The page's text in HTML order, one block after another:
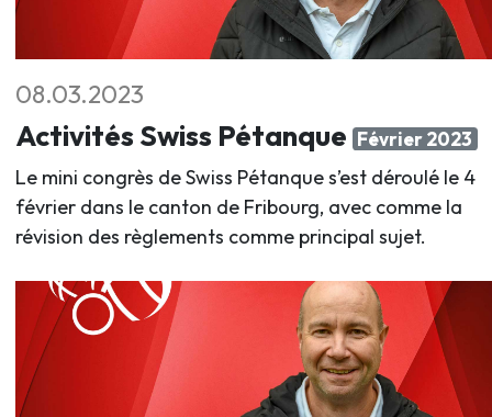
08.03.2023
Activités Swiss Pétanque Février 2023
Le mini congrès de Swiss Pétanque s’est déroulé le 4
février dans le canton de Fribourg, avec comme la
révision des règlements comme principal sujet.